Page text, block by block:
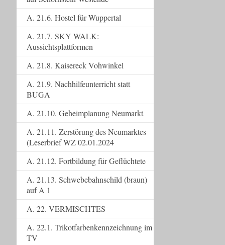
A. 21.6. Hostel für Wuppertal
A. 21.7. SKY WALK:
Aussichtsplattformen
A. 21.8. Kaisereck Vohwinkel
A. 21.9. Nachhilfeunterricht statt
BUGA
A. 21.10. Geheimplanung Neumarkt
A. 21.11. Zerstörung des Neumarktes
(Leserbrief WZ 02.01.2024
A. 21.12. Fortbildung für Geflüchtete
A. 21.13. Schwebebahnschild (braun)
auf A 1
A. 22. VERMISCHTES
A. 22.1. Trikotfarbenkennzeichnung im
TV